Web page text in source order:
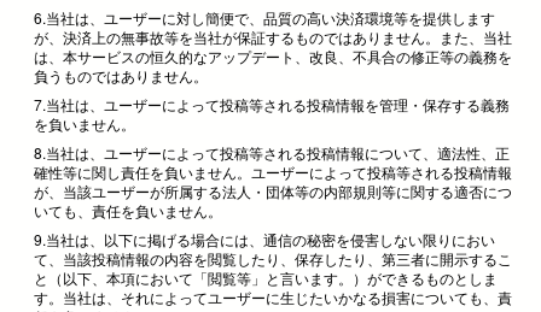
6.当社は、ユーザーに対し簡便で、品質の高い決済環境等を提供します
が、決済上の無事故等を当社が保証するものではありません。また、当社
は、本サービスの恒久的なアップデート、改良、不具合の修正等の義務を
負うものではありません。
7.当社は、ユーザーによって投稿等される投稿情報を管理・保存する義務
を負いません。
8.当社は、ユーザーによって投稿等される投稿情報について、適法性、正
確性等に関し責任を負いません。ユーザーによって投稿等される投稿情報
が、当該ユーザーが所属する法人・団体等の内部規則等に関する適否につ
いても、責任を負いません。
9.当社は、以下に掲げる場合には、通信の秘密を侵害しない限りにおい
て、当該投稿情報の内容を閲覧したり、保存したり、第三者に開示するこ
と（以下、本項において「閲覧等」と言います。）ができるものとしま
す。当社は、それによってユーザーに生じたいかなる損害についても、責